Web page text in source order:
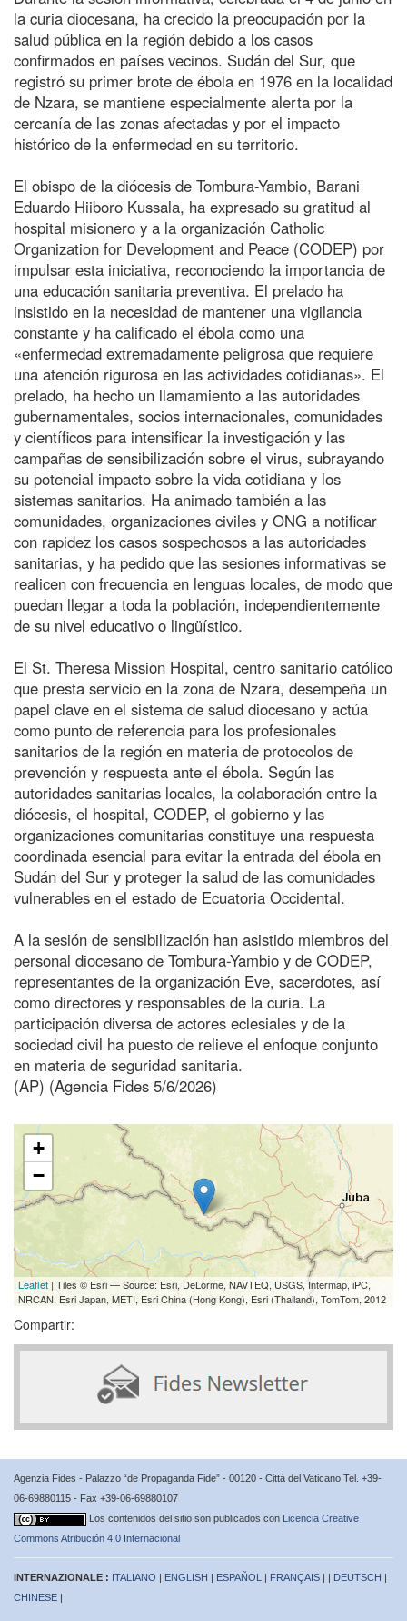
la curia diocesana, ha crecido la preocupación por la
salud pública en la región debido a los casos
confirmados en países vecinos. Sudán del Sur, que
registró su primer brote de ébola en 1976 en la localidad
de Nzara, se mantiene especialmente alerta por la
cercanía de las zonas afectadas y por el impacto
histórico de la enfermedad en su territorio.
El obispo de la diócesis de Tombura-Yambio, Barani
Eduardo Hiiboro Kussala, ha expresado su gratitud al
hospital misionero y a la organización Catholic
Organization for Development and Peace (CODEP) por
impulsar esta iniciativa, reconociendo la importancia de
una educación sanitaria preventiva. El prelado ha
insistido en la necesidad de mantener una vigilancia
constante y ha calificado el ébola como una
«enfermedad extremadamente peligrosa que requiere
una atención rigurosa en las actividades cotidianas». El
prelado, ha hecho un llamamiento a las autoridades
gubernamentales, socios internacionales, comunidades
y científicos para intensificar la investigación y las
campañas de sensibilización sobre el virus, subrayando
su potencial impacto sobre la vida cotidiana y los
sistemas sanitarios. Ha animado también a las
comunidades, organizaciones civiles y ONG a notificar
con rapidez los casos sospechosos a las autoridades
sanitarias, y ha pedido que las sesiones informativas se
realicen con frecuencia en lenguas locales, de modo que
puedan llegar a toda la población, independientemente
de su nivel educativo o lingüístico.
El St. Theresa Mission Hospital, centro sanitario católico
que presta servicio en la zona de Nzara, desempeña un
papel clave en el sistema de salud diocesano y actúa
como punto de referencia para los profesionales
sanitarios de la región en materia de protocolos de
prevención y respuesta ante el ébola. Según las
autoridades sanitarias locales, la colaboración entre la
diócesis, el hospital, CODEP, el gobierno y las
organizaciones comunitarias constituye una respuesta
coordinada esencial para evitar la entrada del ébola en
Sudán del Sur y proteger la salud de las comunidades
vulnerables en el estado de Ecuatoria Occidental.
A la sesión de sensibilización han asistido miembros del
personal diocesano de Tombura-Yambio y de CODEP,
representantes de la organización Eve, sacerdotes, así
como directores y responsables de la curia. La
participación diversa de actores eclesiales y de la
sociedad civil ha puesto de relieve el enfoque conjunto
en materia de seguridad sanitaria.
(AP) (Agencia Fides 5/6/2026)
+
−
Leaflet | Tiles © Esri — Source: Esri, DeLorme, NAVTEQ, USGS, Intermap, iPC,
NRCAN, Esri Japan, METI, Esri China (Hong Kong), Esri (Thailand), TomTom, 2012
Compartir:
Agenzia Fides - Palazzo “de Propaganda Fide” - 00120 - Città del Vaticano Tel. +39-
06-69880115 - Fax +39-06-69880107
Los contenidos del sitio son publicados con Licencia Creative
Commons Atribución 4.0 Internacional
INTERNAZIONALE : ITALIANO | ENGLISH | ESPAÑOL | FRANÇAIS | | DEUTSCH |
CHINESE |